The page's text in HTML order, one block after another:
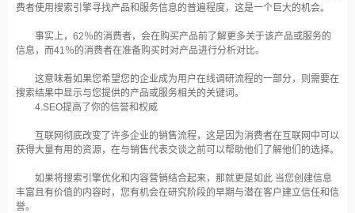
费者使用搜索引擎寻找产品和服务信息的普遍程度，这是一个巨大的机会。
事实上，62％的消费者，会在购买产品前了解更多关于该产品或服务的
信息，而41％的消费者在准备购买时对产品进行分析对比。
这意味着如果您希望您的企业成为用户在线调研流程的一部分，则需要在
搜索结果中显示与您提供的产品或服务相关的关键词。
4.SEO提高了你的信誉和权威
互联网彻底改变了许多企业的销售流程，这是因为消费者在互联网中可以
获得大量有用的资源，在与销售代表交谈之前可以帮助他们了解他们的选择。
如果将搜索引擎优化和内容营销结合起来，那就更是如此 当您创建信息
丰富且有价值的内容时，您有机会在研究阶段的早期与潜在客户建立信任和信
誉。